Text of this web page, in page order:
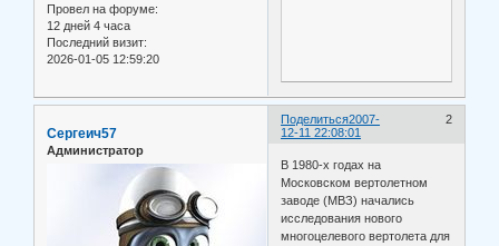
Провел на форуме:
12 дней 4 часа
Последний визит:
2026-01-05 12:59:20
Поделиться 2
2007-
12-11 22:08:01
Сергеич57
Администратор
В 1980-х годах на
Московском вертолетном
заводе (МВЗ) начались
исследования нового
многоцелевого вертолета для